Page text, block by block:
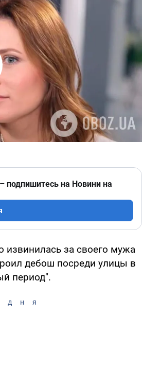
Video
подпишитесь на Новини на
извинилась за своего мужа
дебош посреди улицы в
период".
дня